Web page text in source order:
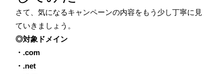
さて、気になるキャンペーンの内容をもう少し丁寧に見
ていきましょう。
◎対象ドメイン
・.com
・.net